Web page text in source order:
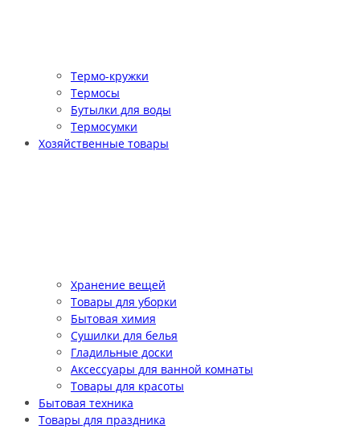
Термо-кружки
Термосы
Бутылки для воды
Термосумки
Хозяйственные товары
Хранение вещей
Товары для уборки
Бытовая химия
Сушилки для белья
Гладильные доски
Аксессуары для ванной комнаты
Товары для красоты
Бытовая техника
Товары для праздника